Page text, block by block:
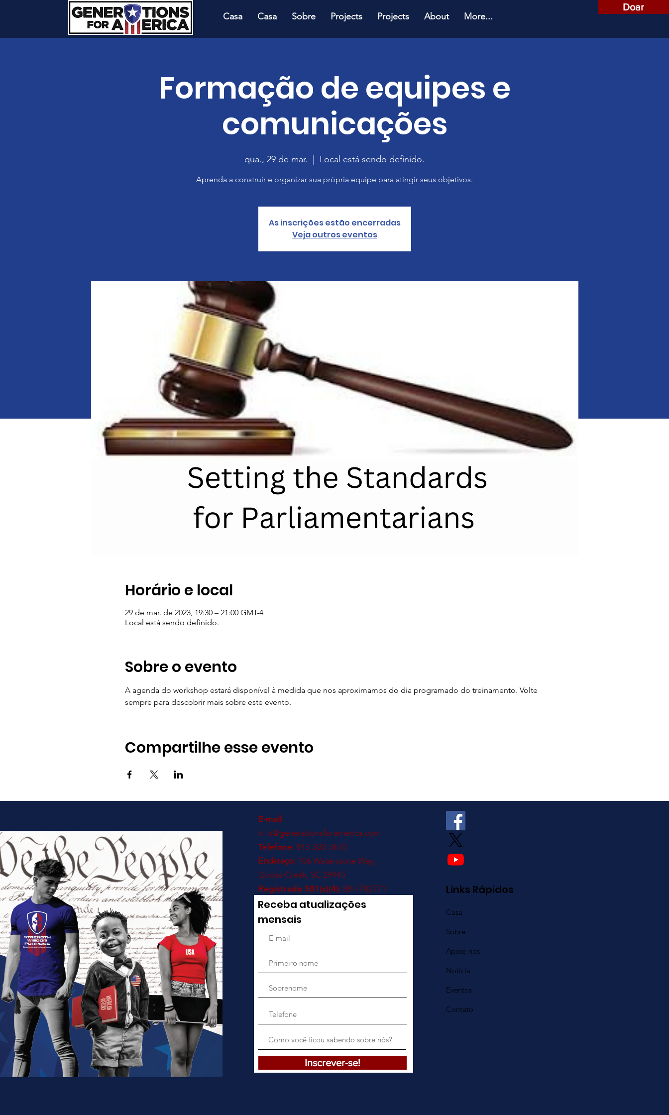
Doar
Casa
Casa Sobre Projects Projects About More...
Formação de equipes e
comunicações
qua., 29 de mar. Local está sendo definido.
Aprenda a construir e organizar sua própria equipe para atingir seus objetivos.
As inscrições estão encerradas
Veja outros eventos
Horário e local
29 de mar. de 2023, 19:30 – 21:00 GMT-4
Local está sendo definido.
Sobre o evento
A agenda do workshop estará disponível à medida que nos aproximamos do dia programado do treinamento. Volte
sempre para descobrir mais sobre este evento.
Compartilhe esse evento
E-mail :
info@generationsforamerica.com
Telefone: 843-330-3610
Endereço: 106 Waterstone Way,
Goose Creek, SC 29445
Registrado 501(c)(4): 88-1702771
Receba atualizações
mensais
Inscrever-se!
Links Rápidos
Casa
Sobre
Apoie-nos
Notícia
Eventos
Contato